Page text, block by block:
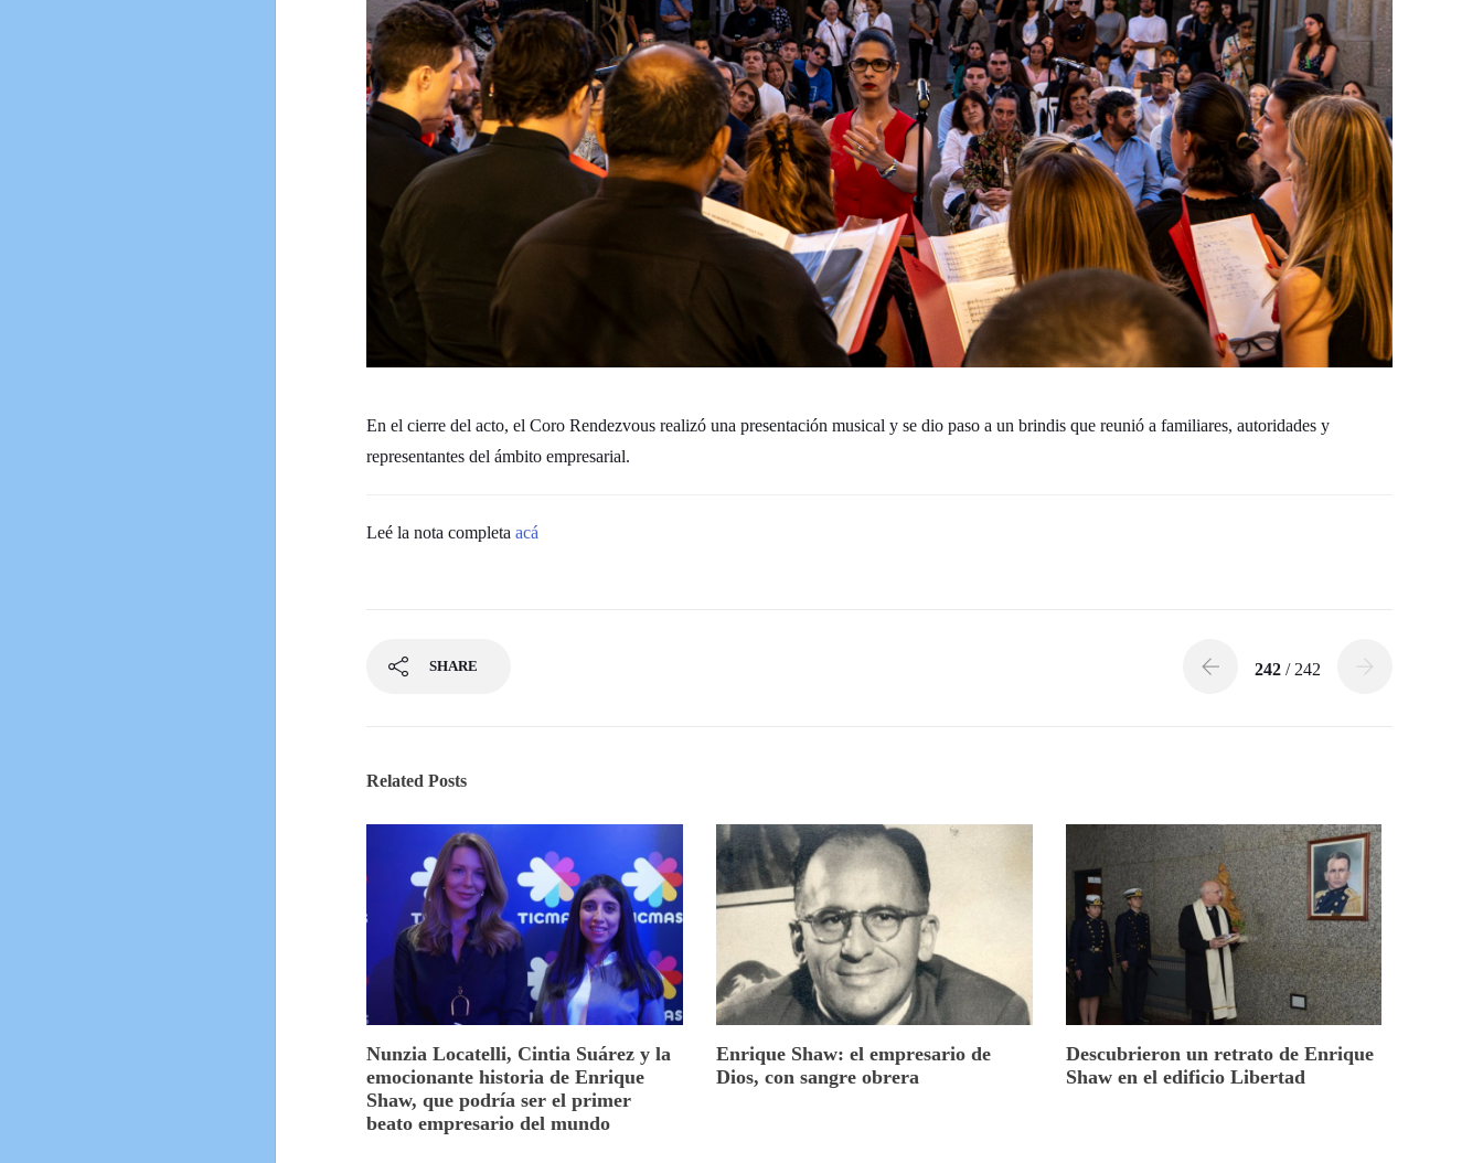
En el cierre del acto, el Coro Rendezvous realizó una presentación musical y se dio paso a un brindis que reunió a familiares, autoridades y
representantes del ámbito empresarial.
Leé la nota completaacá
SHARE 242/ 242
Related Posts
Nunzia Locatelli, Cintia Suárez y la
emocionante historia de Enrique
Shaw, que podría ser el primer
beato empresario del mundo
Enrique Shaw: el empresario de
Dios, con sangre obrera
Descubrieron un retrato de Enrique
Shaw en el edificio Libertad